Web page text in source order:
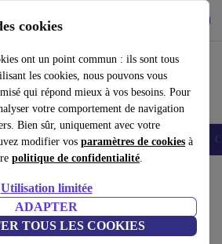
cookies
ont un point commun : ils sont tous
les cookies, nous pouvons vous
qui répond mieux à vos besoins. Pour
votre comportement de navigation
Bien sûr, uniquement avec votre
modifier vos paramètres de cookies à
politique de confidentialité.
Utilisation limitée
ADAPTER
TOUS LES COOKIES
et facilement
Tablettes Montres connectées Accessoires
| DE